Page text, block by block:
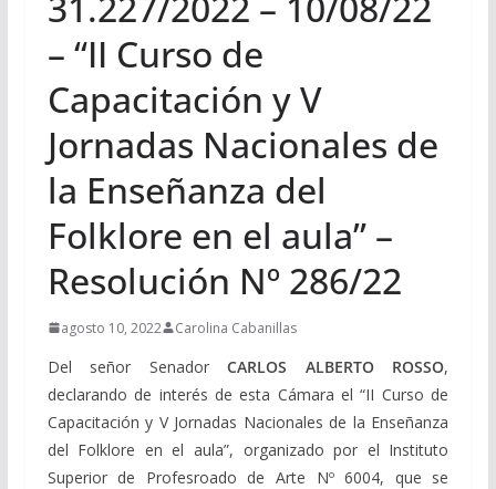
– “II Curso de
Capacitación y V
Jornadas Nacionales de
la Enseñanza del
Folklore en el aula” –
Resolución Nº 286/22
agosto 10, 2022 Carolina Cabanillas
Del señor SenadorCARLOS ALBERTO ROSSO,
declarando de interés de esta Cámara el “II Curso de
Capacitación y V Jornadas Nacionales de la Enseñanza
del Folklore en el aula”, organizado por el Instituto
Superior de Profesroado de Arte Nº 6004, que se